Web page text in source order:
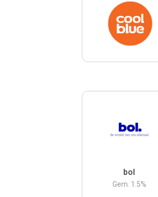
bol
Gem. 1.5%